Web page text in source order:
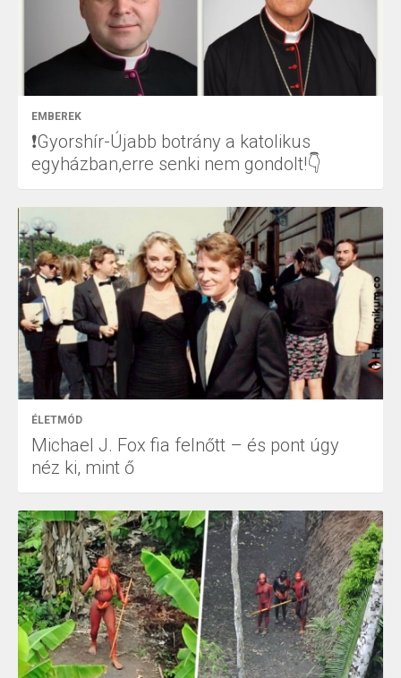
EMBEREK
❗Gyorshír-Újabb botrány a katolikus
egyházban,erre senki nem gondolt!👇
ÉLETMÓD
Michael J. Fox fia felnőtt – és pont úgy
néz ki, mint ő